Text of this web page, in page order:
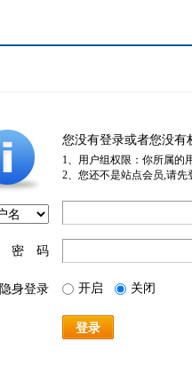
您没有登录或者您没有
1、用户组权限：你所属的
2、您还不是站点会员,请先
密 码
隐身登录 开启 关闭
登录